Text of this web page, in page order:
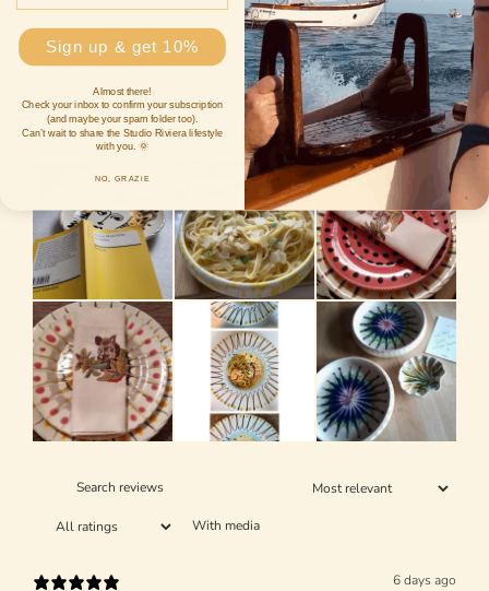
5 650 reviews
With media
6 days ago
Sign up & get 10%
Almost there!
Check your inbox to confirm your subscription
(and maybe your spam folder too).
Can’t wait to share the Studio Riviera lifestyle
with you. 🌞
NO, GRAZiE